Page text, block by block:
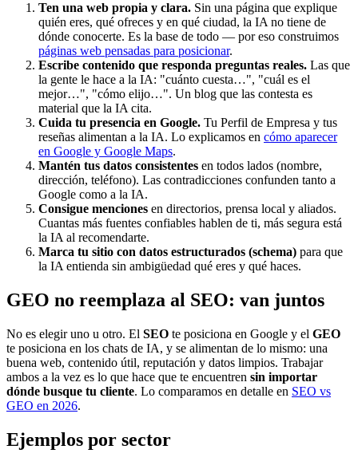
Ten una web propia y clara. Sin una página que explique
quién eres, qué ofreces y en qué ciudad, la IA no tiene de
dónde conocerte. Es la base de todo — por eso construimos
páginas web pensadas para posicionar.
Escribe contenido que responda preguntas reales. Las que
la gente le hace a la IA: "cuánto cuesta…", "cuál es el
mejor…", "cómo elijo…". Un blog que las contesta es
material que la IA cita.
Cuida tu presencia en Google. Tu Perfil de Empresa y tus
reseñas alimentan a la IA. Lo explicamos en cómo aparecer
en Google y Google Maps.
Mantén tus datos consistentes en todos lados (nombre,
dirección, teléfono). Las contradicciones confunden tanto a
Google como a la IA.
Consigue menciones en directorios, prensa local y aliados.
Cuantas más fuentes confiables hablen de ti, más segura está
la IA al recomendarte.
Marca tu sitio con datos estructurados (schema) para que
la IA entienda sin ambigüedad qué eres y qué haces.
GEO no reemplaza al SEO: van juntos
No es elegir uno u otro. El SEO te posiciona en Google y el GEO
te posiciona en los chats de IA, y se alimentan de lo mismo: una
buena web, contenido útil, reputación y datos limpios. Trabajar
ambos a la vez es lo que hace que te encuentren sin importar
dónde busque tu cliente. Lo comparamos en detalle en SEO vs
GEO en 2026.
Ejemplos por sector